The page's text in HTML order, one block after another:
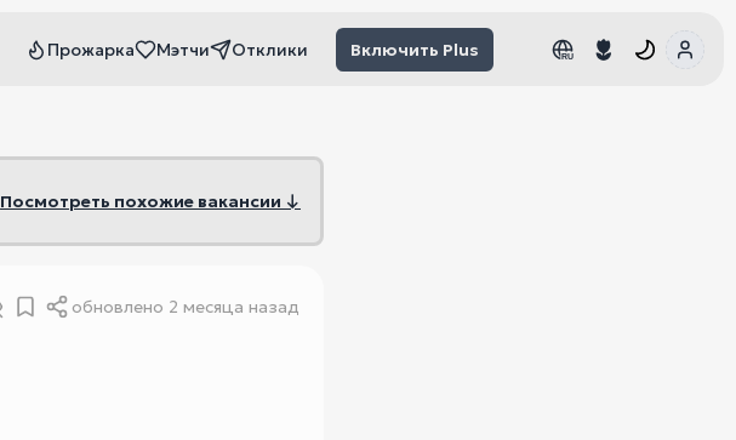
Прожарка Мэтчи Отклики Включить Plus RU
Посмотреть похожие вакансии ↓
обновлено 2 месяца назад